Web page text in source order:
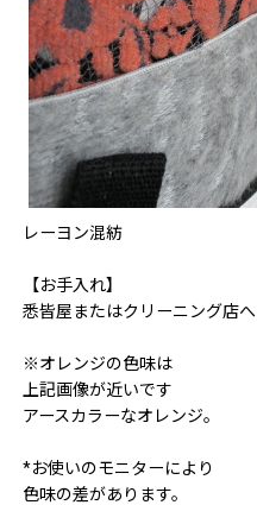
レーヨン混紡
【お手入れ】
悉皆屋またはクリーニング店へ
※オレンジの色味は
上記画像が近いです
アースカラーなオレンジ。
*お使いのモニターにより
色味の差があります。